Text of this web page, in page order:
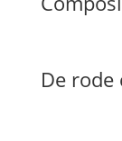
De rode